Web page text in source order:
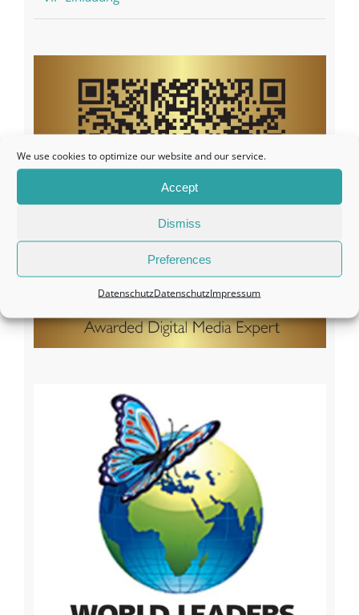
We use cookies to optimize our website and our service.
Accept
Dismiss
Preferences
DatenschutzDatenschutzImpressum